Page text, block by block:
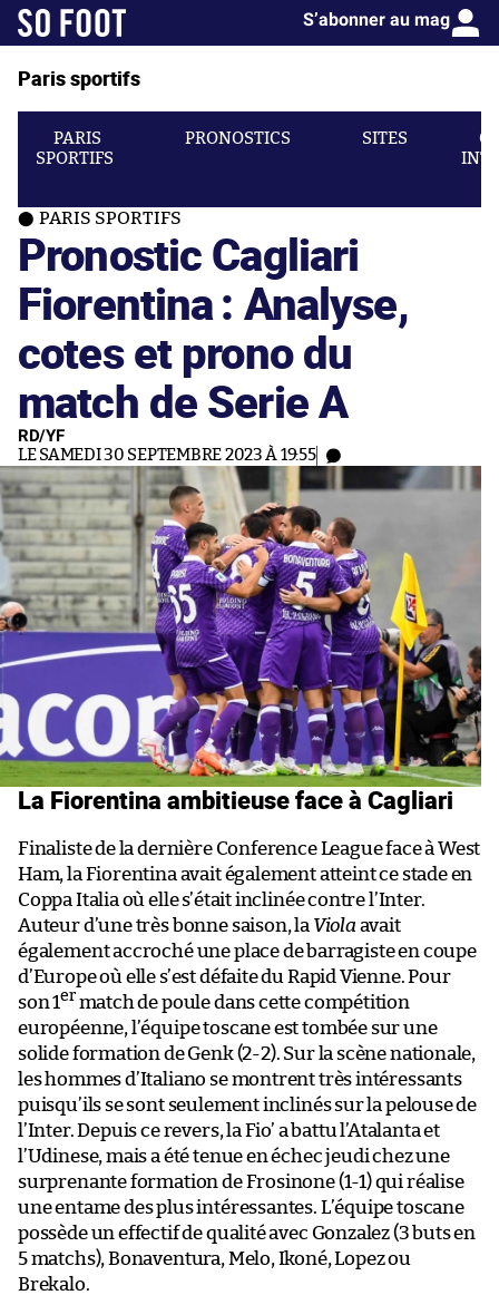
S’abonner au mag
Paris sportifs
PARIS
SPORTIFS
PRONOSTICS SITES
PARIS SPORTIFS
Pronostic Cagliari
Fiorentina : Analyse,
cotes et prono du
match de Serie A
RD/YF
LE SAMEDI 30 SEPTEMBRE 2023 À 19:55
La Fiorentina ambitieuse face à Cagliari
Finaliste de la dernière Conference League face à West
Ham, la Fiorentina avait également atteint ce stade en
Coppa Italia où elle s’était inclinée contre l’Inter.
Auteur d’une très bonne saison, la Viola avait
également accroché une place de barragiste en coupe
d’Europe où elle s’est défaite du Rapid Vienne. Pour
son 1er match de poule dans cette compétition
européenne, l’équipe toscane est tombée sur une
solide formation de Genk (2-2). Sur la scène nationale,
les hommes d’Italiano se montrent très intéressants
puisqu’ils se sont seulement inclinés sur la pelouse de
l’Inter. Depuis ce revers, la Fio’ a battu l’Atalanta et
l’Udinese, mais a été tenue en échec jeudi chez une
surprenante formation de Frosinone (1-1) qui réalise
une entame des plus intéressantes. L’équipe toscane
possède un effectif de qualité avec Gonzalez (3 buts en
5 matchs), Bonaventura, Melo, Ikoné, Lopez ou
Brekalo.